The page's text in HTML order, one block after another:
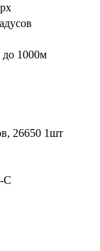
1000м
26650 1шт
C